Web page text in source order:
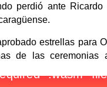
perdió ante Ricardo
estrellas para
de las